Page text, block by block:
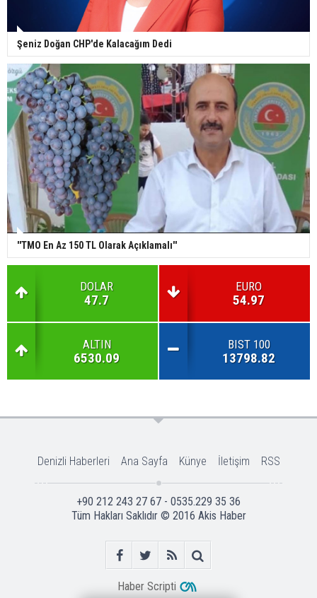
Şeniz Doğan CHP'de Kalacağım Dedi
''TMO En Az 150 TL Olarak Açıklamalı''
DOLAR
47.7
EURO
54.97
ALTIN
6530.09
BIST 100
13798.82
Denizli Haberleri Ana Sayfa Künye İletişim RSS
+90 212 243 27 67 - 0535.229 35 36
Tüm Hakları Saklıdır © 2016 Akis Haber
Haber Scripti